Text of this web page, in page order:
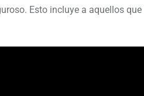
Esto incluye a aquellos